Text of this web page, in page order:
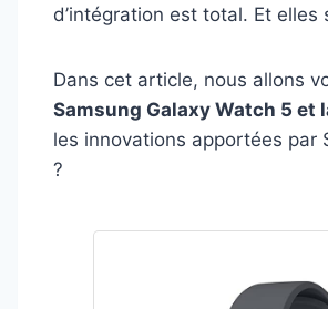
d’intégration est total. Et elles
Dans cet article, nous allons
Samsung Galaxy Watch 5 et
les innovations apportées par
?